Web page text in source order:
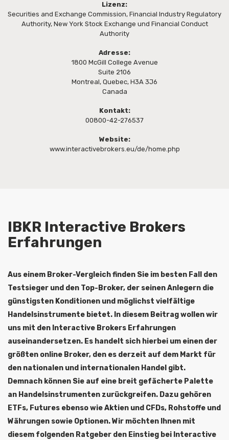
Lizenz:
Securities and Exchange Commission, Financial Industry Regulatory
Authority, New York Stock Exchange und Financial Conduct
Authority
Adresse:
1800 McGill College Avenue
Suite 2106
Montreal, Quebec, H3A 3J6
Canada
Kontakt:
00800-42-276537
Website:
www.interactivebrokers.eu/de/home.php
IBKR Interactive Brokers
Erfahrungen
Aus einem Broker-Vergleich finden Sie im besten Fall den
Testsieger und den Top-Broker, der seinen Anlegern die
günstigsten Konditionen und möglichst vielfältige
Handelsinstrumente bietet. In diesem Beitrag wollen wir
uns mit den Interactive Brokers Erfahrungen
auseinandersetzen. Es handelt sich hierbei um einen der
größten online Broker, den es derzeit auf dem Markt für
den nationalen und internationalen Handel gibt.
Demnach können Sie auf eine breit gefächerte Palette
an Handelsinstrumenten zurückgreifen. Dazu gehören
ETFs, Futures ebenso wie Aktien und CFDs, Rohstoffe und
Währungen sowie Optionen. Wir möchten Ihnen mit
diesem folgenden Ratgeber den Einstieg bei Interactive